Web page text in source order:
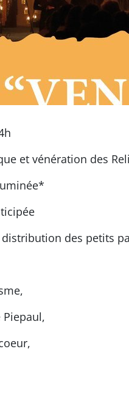
et vénération des
des petits
Piepaul,